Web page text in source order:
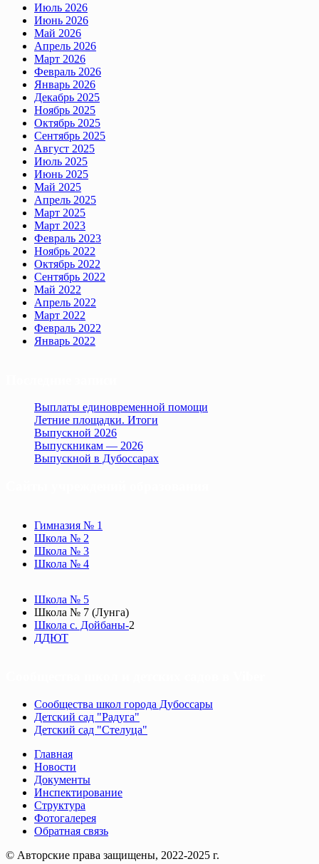
Июль 2026
Июнь 2026
Май 2026
Апрель 2026
Март 2026
Февраль 2026
Январь 2026
Декабрь 2025
Ноябрь 2025
Октябрь 2025
Сентябрь 2025
Август 2025
Июль 2025
Июнь 2025
Май 2025
Апрель 2025
Март 2025
Март 2023
Февраль 2023
Ноябрь 2022
Октябрь 2022
Сентябрь 2022
Май 2022
Апрель 2022
Март 2022
Февраль 2022
Январь 2022
Выплаты единовременной помощи
Летние площадки. Итоги
Выпускной 2026
Выпускникам — 2026
Выпускной в Дубоссарах
Гимназия № 1
Школа № 2
Школа № 3
Школа № 4
Школа № 5
Школа № 7 (Лунга)
Школа с. Дойбаны-2
ДДЮТ
Сообщества школ города Дубоссары
Детский сад "Радуга"
Детский сад "Стелуца"
Главная
Новости
Документы
Инспектирование
Структура
Фотогалерея
Обратная связь
© Авторские права защищены, 2022-2025 г.